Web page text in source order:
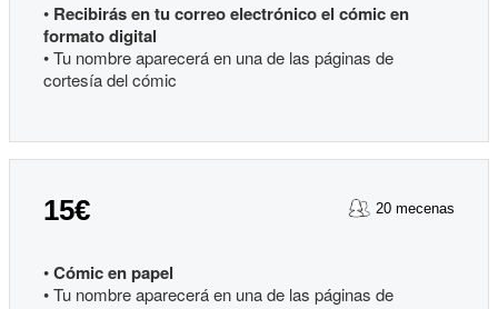
• Recibirás en tu correo electrónico el cómic en
formato digital
• Tu nombre aparecerá en una de las páginas de
cortesía del cómic
15€ 20 mecenas
•Cómic en papel
• Tu nombre aparecerá en una de las páginas de